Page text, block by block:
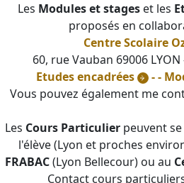
Les Modules et stages et les
proposés en
Centre Scolaire
60, rue Vauban 69006 LYON
Etudes encadrées
--
Vous pouvez également me
Les Cours Particulier peuvent
l'élève (Lyon et proches
FRABAC(Lyon Bellecour) ou au
Contact cours